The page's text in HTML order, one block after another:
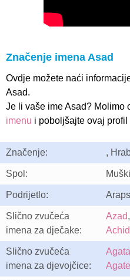
Značenje imena Asad
Ovdje možete naći
Asad.
Je li vaše ime Asad? Molimo
imenu i poboljšajte ovaj profil
Značenje: ,
Spol: Muški
Podrijetlo:
Slično zvučeća
imena za dječake:
Azad,
Slično zvučeća
imena za djevojčice:
Agata
Agate